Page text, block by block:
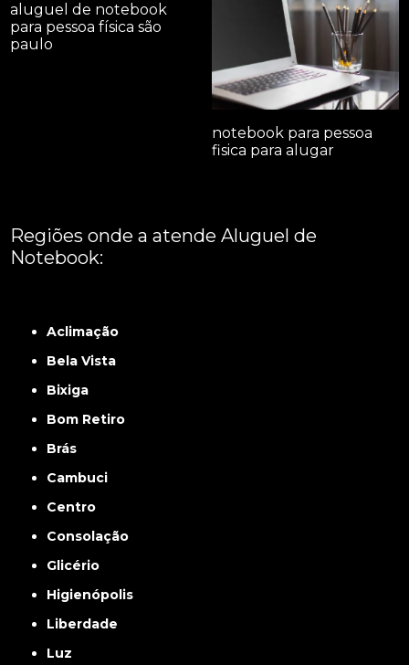
aluguel de notebook
para pessoa física são
paulo
notebook para pessoa
fisica para alugar
Regiões onde a atende Aluguel de
Notebook:
Aclimação
Bela Vista
Bixiga
Bom Retiro
Brás
Cambuci
Centro
Consolação
Glicério
Higienópolis
Liberdade
Luz